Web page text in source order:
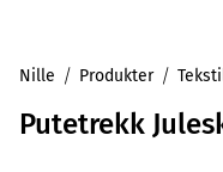
Nille Produkter
Putetrekk